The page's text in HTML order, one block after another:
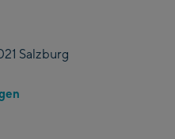
Salzburg